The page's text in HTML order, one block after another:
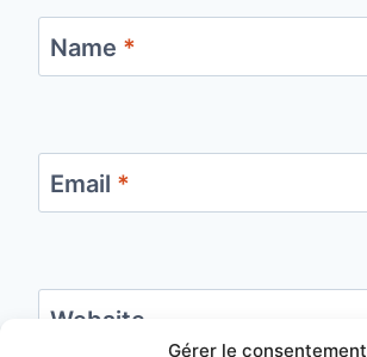
Gérer le consentement
Name *
Email *
Website